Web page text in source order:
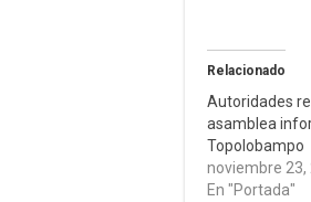
Relacionado
Autoridades
asamblea
Topolobampo
noviembre 23,
En "Portada"